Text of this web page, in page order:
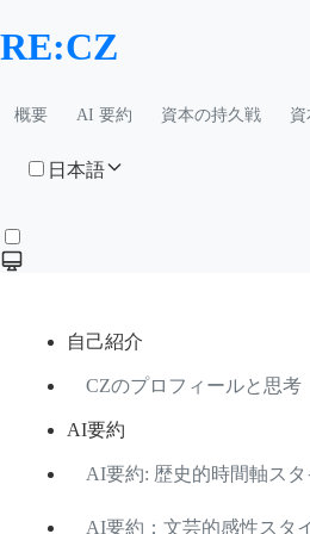
RE:CZ
概要 AI 要約 資本の持久戦
日本語
自己紹介
CZのプロフィールと思考
AI要約
AI要約: 歴史的時間軸スタ
AI要約：文芸的感性スタ